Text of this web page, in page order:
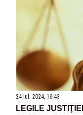
24 iul. 2024, 16:43
LEGILE